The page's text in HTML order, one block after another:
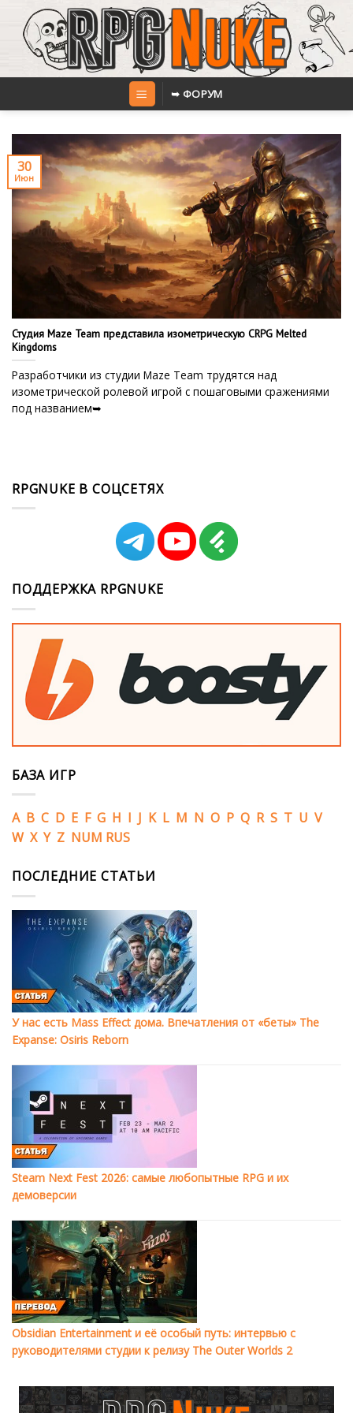
content
➥ ФОРУМ
Студия Maze Team представила изометрическую CRPG Melted
Kingdoms
Разработчики из студии Maze Team трудятся над
изометрической ролевой игрой с пошаговыми сражениями
под названием➥
30
Июн
RPGNUKE В СОЦСЕТЯХ
ПОДДЕРЖКА RPGNUKE
БАЗА ИГР
A B C D E F G H I J K L M N O P Q R S T U V
W X Y Z NUM RUS
ПОСЛЕДНИЕ СТАТЬИ
У нас есть Mass Effect дома. Впечатления от «беты» The
Expanse: Osiris Reborn
Steam Next Fest 2026: самые любопытные RPG и их
демоверсии
Obsidian Entertainment и её особый путь: интервью с
руководителями студии к релизу The Outer Worlds 2